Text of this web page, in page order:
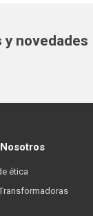
novedades
ética